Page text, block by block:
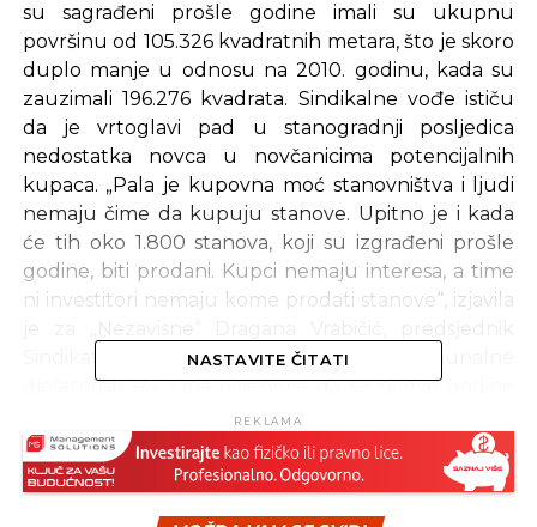
su sagrađeni prošle godine imali su ukupnu
površinu od 105.326 kvadratnih metara, što je skoro
duplo manje u odnosu na 2010. godinu, kada su
zauzimali 196.276 kvadrata. Sindikalne vođe ističu
da je vrtoglavi pad u stanogradnji posljedica
nedostatka novca u novčanicima potencijalnih
kupaca. „Pala je kupovna moć stanovništva i ljudi
nemaju čime da kupuju stanove. Upitno je i kada
će tih oko 1.800 stanova, koji su izgrađeni prošle
godine, biti prodani. Kupci nemaju interesa, a time
ni investitori nemaju kome prodati stanove“, izjavila
Sindikata građevinarstva i stambeno-komunalne
djelatnosti RS. Ona ocjenjuje da se ni ove godine
neće dogoditi oporavak u sektoru stanogradnje.
„Jedini bum koji se može dogoditi, jeste onaj u
negativnom smislu. To je veoma loše za
građevinska preduzeća, a time i radnike koji su
NASTAVITE ČITATI
REKLAMA